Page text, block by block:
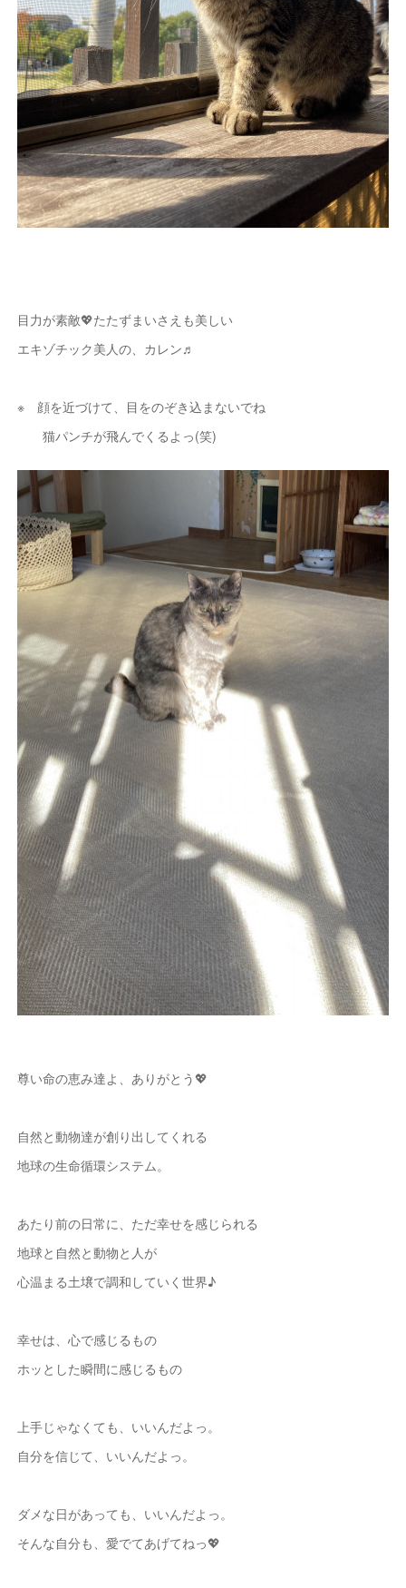
目力が素敵💖たたずまいさえも美しい
エキゾチック美人の、カレン♬
※ 顔を近づけて、目をのぞき込まないでね
猫パンチが飛んでくるよっ(笑)
尊い命の恵み達よ、ありがとう💖
自然と動物達が創り出してくれる
地球の生命循環システム。
あたり前の日常に、ただ幸せを感じられる
地球と自然と動物と人が
心温まる土壌で調和していく世界♪
幸せは、心で感じるもの
ホッとした瞬間に感じるもの
上手じゃなくても、いいんだよっ。
自分を信じて、いいんだよっ。
ダメな日があっても、いいんだよっ。
そんな自分も、愛でてあげてねっ💖